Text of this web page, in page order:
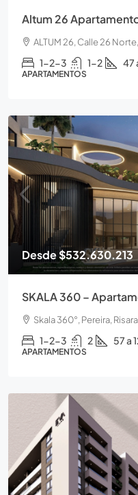
Altum 26
ALTUM 26, Calle 26
1-2-3 1-2 47
APARTAMENTOS
Desde$532.630.213
SKALA 360 –
Skala 360°, Pereira,
1-2-3 2 57 a
APARTAMENTOS